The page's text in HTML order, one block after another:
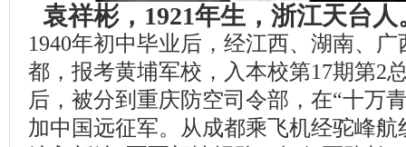
袁祥彬，1921年生，浙江天台
1940年初中毕业后，经江西、湖南、
都，报考黄埔军校，入本校第17期第2
后，被分到重庆防空司令部，在“十万
加中国远征军。从成都乘飞机经驼峰